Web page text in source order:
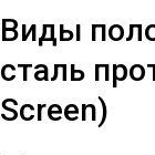
Виды
сталь
Screen)